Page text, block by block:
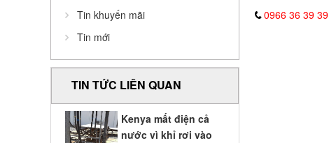
0966 36 39 39
Tin khuyến mãi
Tin mới
TIN TỨC LIÊN QUAN
Kenya mất điện cả
nước vì khỉ rơi vào